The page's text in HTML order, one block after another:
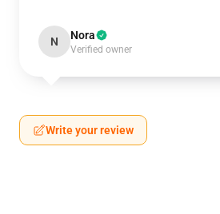
N Nora
Verified owner
Write your review